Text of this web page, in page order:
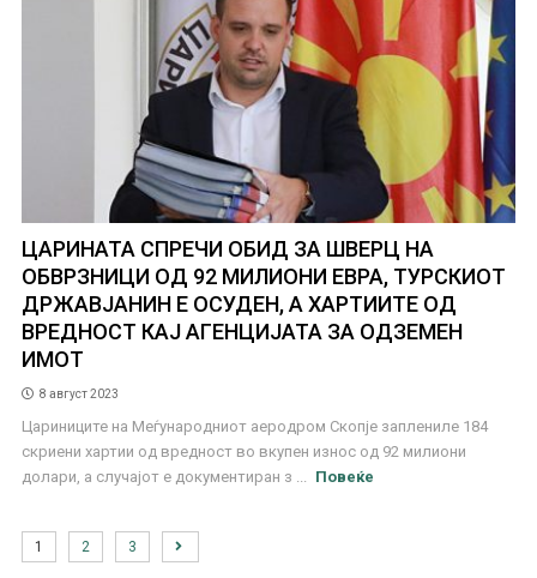
ЦАРИНАТА СПРЕЧИ ОБИД ЗА ШВЕРЦ НА
ОБВРЗНИЦИ ОД 92 МИЛИОНИ ЕВРА, ТУРСКИОТ
ДРЖАВЈАНИН Е ОСУДЕН, А ХАРТИИТЕ ОД
ВРЕДНОСТ КАЈ АГЕНЦИЈАТА ЗА ОДЗЕМЕН
ИМОТ
8 август 2023
Цариниците на Меѓународниот аеродром Скопје заплениле 184
скриени хартии од вредност во вкупен износ од 92 милиони
долари, а случајот е документиран з ...
Повеќе
1 2 3